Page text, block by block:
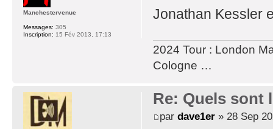
Jonathan Kessler
2024 Tour : London
Cologne …
Manchestervenue
Messages: 305
Inscription: 15 Fév 2013, 17:13
Re: Quels sont
par dave1er» 28 Sep